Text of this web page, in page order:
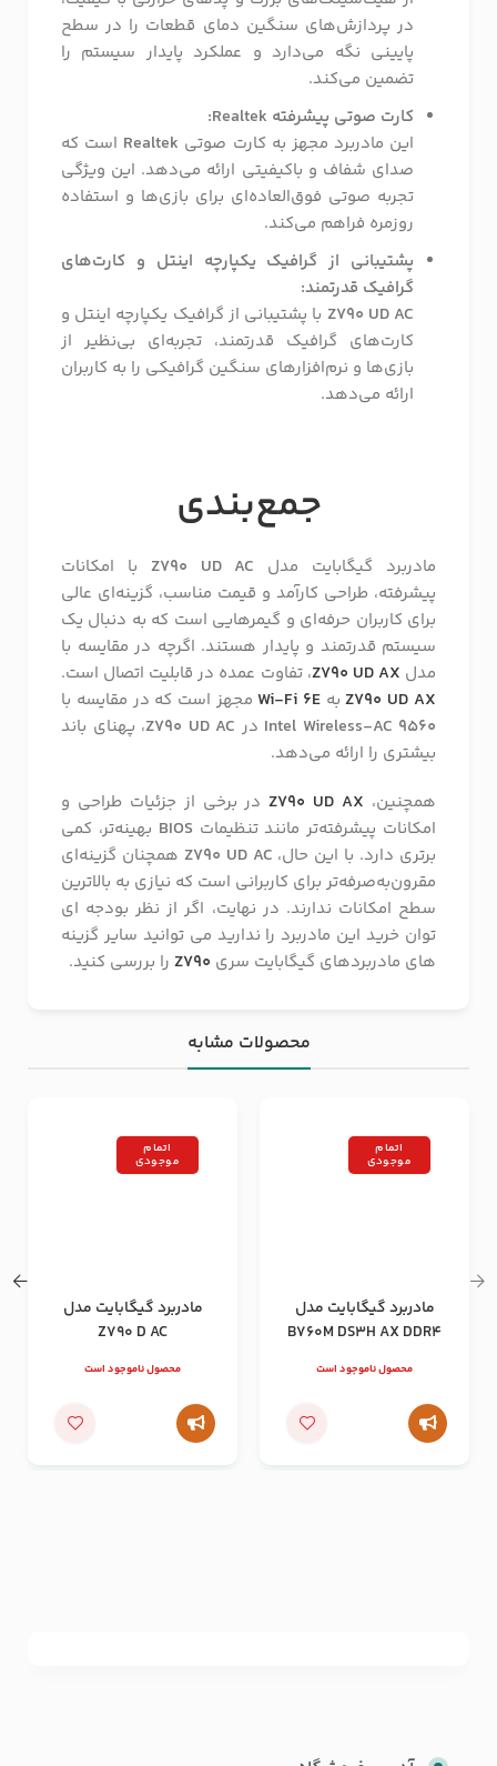
در پردازش‌های سنگین دمای قطعات را در سطح
پایینی نگه می‌دارد و عملکرد پایدار سیستم را
تضمین می‌کند.
کارت صوتی پیشرفته Realtek:
این مادربرد مجهز به کارت صوتی Realtek است که
صدای شفاف و باکیفیتی ارائه می‌دهد. این ویژگی
تجربه صوتی فوق‌العاده‌ای برای بازی‌ها و استفاده
روزمره فراهم می‌کند.
پشتیبانی از گرافیک یکپارچه اینتل و کارت‌های
گرافیک قدرتمند:
Z790 UD AC با پشتیبانی از گرافیک یکپارچه اینتل و
کارت‌های گرافیک قدرتمند، تجربه‌ای بی‌نظیر از
بازی‌ها و نرم‌افزارهای سنگین گرافیکی را به کاربران
ارائه می‌دهد.
جمع‌بندی
مادربرد گیگابایت مدل Z790 UD AC با امکانات
پیشرفته، طراحی کارآمد و قیمت مناسب، گزینه‌ای عالی
برای کاربران حرفه‌ای و گیمرهایی است که به دنبال یک
سیستم قدرتمند و پایدار هستند. اگرچه در مقایسه با
مدل Z790 UD AX، تفاوت عمده در قابلیت اتصال است.
Z790 UD AXبه Wi-Fi 6E مجهز است که در مقایسه با
Intel Wireless-AC 9560 در Z790 UD AC، پهنای باند
بیشتری را ارائه می‌دهد.
همچنین، Z790 UD AXدر برخی از جزئیات طراحی و
امکانات پیشرفته‌تر مانند تنظیمات BIOS بهینه‌تر، کمی
برتری دارد. با این حال، Z790 UD AC همچنان گزینه‌ای
مقرون‌به‌صرفه‌تر برای کاربرانی است که نیازی به بالاترین
سطح امکانات ندارند. در نهایت، اگر از نظر بودجه ای
توان خرید این مادربرد را ندارید می توانید سایر گزینه
های مادربردهای گیگابایت سری Z790 را بررسی کنید.
محصولات مشابه
اتمام
موجودی
مادربرد گیگابایت مدل
B760M DS3H AX DDR4
محصول ناموجود است
اتمام
موجودی
مادربرد گیگابایت مدل
Z790 D AC
محصول ناموجود است